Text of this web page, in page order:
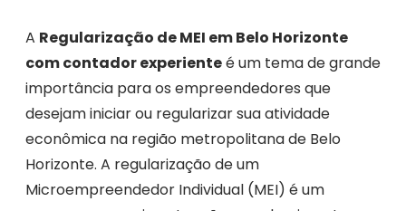
A Regularização de MEI em Belo Horizonte
com contador experienteé um tema de grande
importância para os empreendedores que
desejam iniciar ou regularizar sua atividade
econômica na região metropolitana de Belo
Horizonte. A regularização de um
Microempreendedor Individual (MEI) é um